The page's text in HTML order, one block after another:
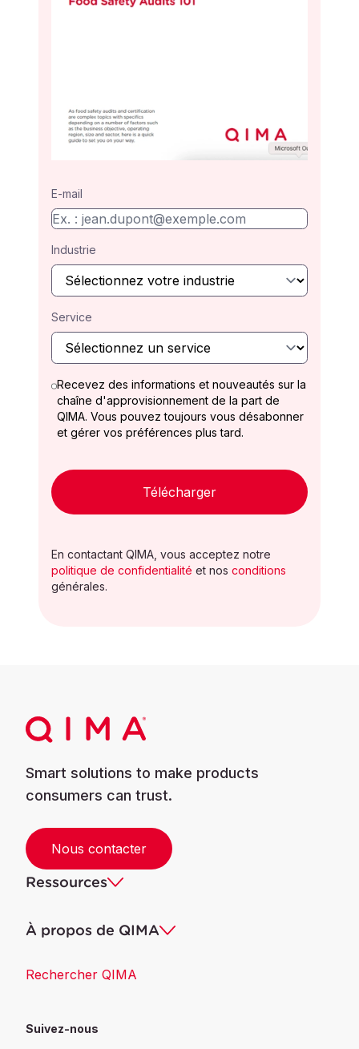
E-mail
Industrie
Service
Recevez des informations et nouveautés sur la
chaîne d'approvisionnement de la part de
QIMA. Vous pouvez toujours vous désabonner
et gérer vos préférences plus tard.
Télécharger
En contactant QIMA, vous acceptez notre
politique de confidentialité et nos conditions
générales.
Smart solutions to make products
consumers can trust.
Nous contacter
Ressources
À propos de QIMA
Rechercher QIMA
Suivez-nous